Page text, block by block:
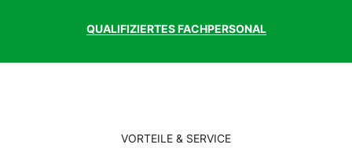
QUALIFIZIERTES FACHPERSONAL
VORTEILE & SERVICE